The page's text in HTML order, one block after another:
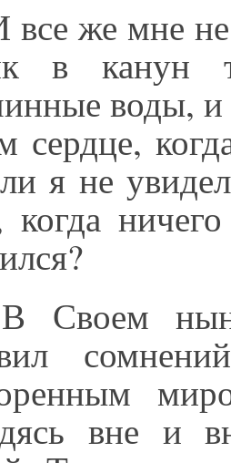
все же мне
в канун
воды, и
сердце,
я не
когда
Своем
вне и